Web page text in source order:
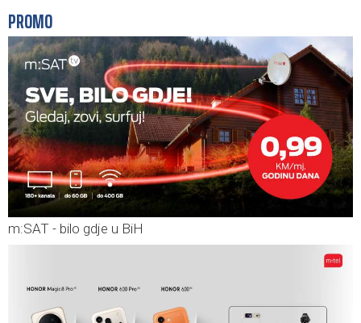
PROMO
m:SAT - bilo gdje u BiH